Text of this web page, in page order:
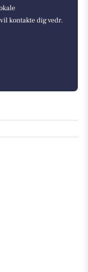
kontakte dig vedr.